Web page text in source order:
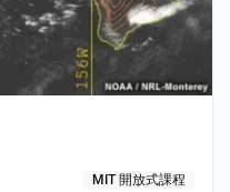
MIT 開放式課程